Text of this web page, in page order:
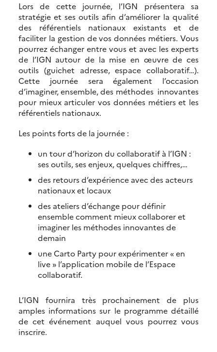
Lors de cette journée, l’IGN présentera sa
stratégie et ses outils afin d’améliorer la qualité
des référentiels nationaux existants et de
faciliter la gestion de vos données métiers. Vous
pourrez échanger entre vous et avec les experts
de l’IGN autour de la mise en œuvre de ces
outils (guichet adresse, espace collaboratif…).
Cette journée sera également l’occasion
d’imaginer, ensemble, des méthodes innovantes
pour mieux articuler vos données métiers et les
référentiels nationaux.
Les points forts de la journée :
un tour d’horizon du collaboratif à l’IGN :
ses outils, ses enjeux, quelques chiffres,…
des retours d’expérience avec des acteurs
nationaux et locaux
des ateliers d’échange pour définir
ensemble comment mieux collaborer et
imaginer les méthodes innovantes de
demain
une Carto Party pour expérimenter « en
live » l’application mobile de l’Espace
collaboratif.
L’IGN fournira très prochainement de plus
amples informations sur le programme détaillé
de cet événement auquel vous pourrez vous
inscrire.